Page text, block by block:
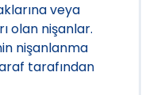
veya
olan nişanlar.
nişanlanma
tarafından